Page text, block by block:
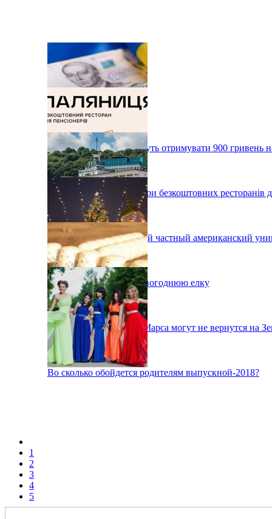
Українці з жовтня зможуть отримувати 900 гривень
У Києві відкриють ще три безкоштовних ресторанів
В Киеве открылся новый частный американский
В Киеве монтируют новогоднюю елку
Первые колонизаторы Марса могут не вернутся на
Во сколько обойдется родителям выпускной-2018?
1
2
3
4
5